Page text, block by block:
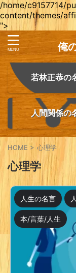
/home/c9157714/
content/themes/
">
俺
若林正恭の
人間関係の
HOME > 心理学
心理学
人生の名言
本/言葉/人生